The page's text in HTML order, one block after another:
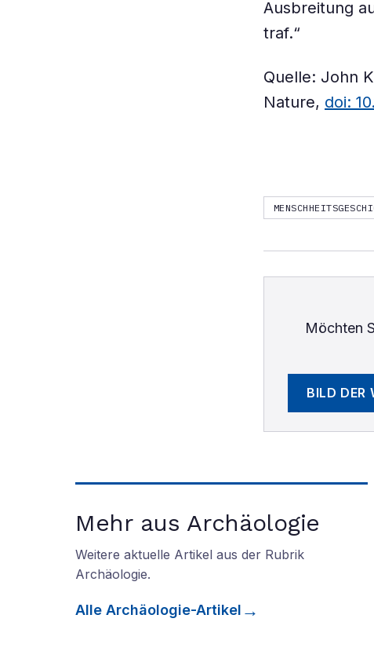
Ausbreitung
traf.“
Quelle: John
Nature, doi:
Möchten
BILD DER
Mehr aus Archäologie
Weitere aktuelle Artikel aus der Rubrik
Archäologie.
Alle Archäologie-Artikel